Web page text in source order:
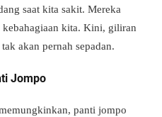
saat kita sakit. Mereka
kebahagiaan kita. Kini, giliran
akan pernah sepadan.
Jompo
panti jompo